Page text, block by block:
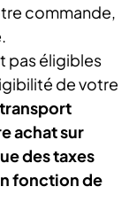
commande,
pas éligibles
de votre
achat sur
des taxes
fonction de